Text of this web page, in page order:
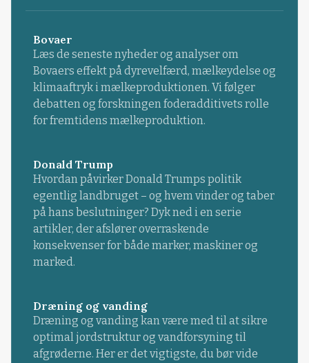
Bovaer
Læs de seneste nyheder og analyser om
Bovaers effekt på dyrevelfærd, mælkeydelse og
klimaaftryk i mælkeproduktionen. Vi følger
debatten og forskningen foderadditivets rolle
for fremtidens mælkeproduktion.
Donald Trump
Hvordan påvirker Donald Trumps politik
egentlig landbruget – og hvem vinder og taber
på hans beslutninger? Dyk ned i en serie
artikler, der afslører overraskende
konsekvenser for både marker, maskiner og
marked.
Dræning og vanding
Dræning og vanding kan være med til at sikre
optimal jordstruktur og vandforsyning til
afgrøderne. Her er det vigtigste, du bør vide